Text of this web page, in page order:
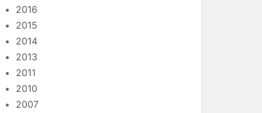
2016
2015
2014
2013
2011
2010
2007